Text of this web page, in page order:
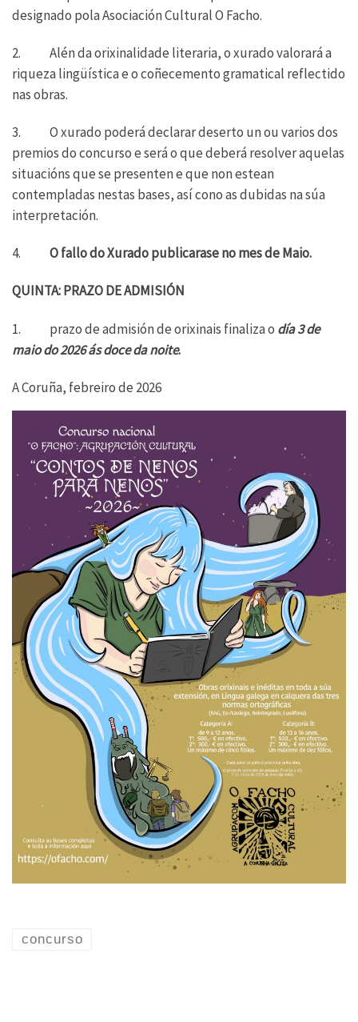
designado pola Asociación Cultural O Facho.
2. Alén da orixinalidade literaria, o xurado valorará a
riqueza lingüística e o coñecemento gramatical reflectido
nas obras.
3. O xurado poderá declarar deserto un ou varios dos
premios do concurso e será o que deberá resolver aquelas
situacións que se presenten e que non estean
contempladas nestas bases, así cono as dubidas na súa
interpretación.
4. O fallo do Xurado publicarase no mes de Maio.
QUINTA: PRAZO DE ADMISIÓN
1. prazo de admisión de orixinais finaliza o día 3 de
maio do 2026 ás doce da noite.
A Coruña, febreiro de 2026
concurso